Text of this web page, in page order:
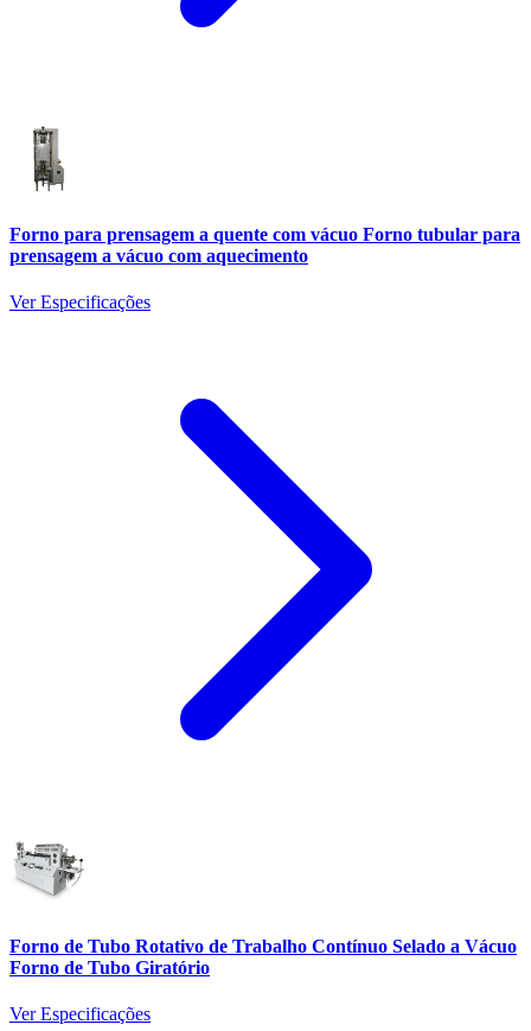
Forno para prensagem a quente com vácuo Forno tubular para
prensagem a vácuo com aquecimento
Ver Especificações
Forno de Tubo Rotativo de Trabalho Contínuo Selado a Vácuo
Forno de Tubo Giratório
Ver Especificações